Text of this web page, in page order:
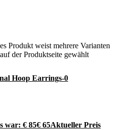
Produkt weist mehrere Varianten
der Produktseite gewählt
war: € 85€ 65Aktueller Preis